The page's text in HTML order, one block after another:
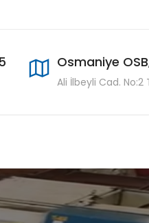
Osmaniye
Ali İlbeyli Cad.